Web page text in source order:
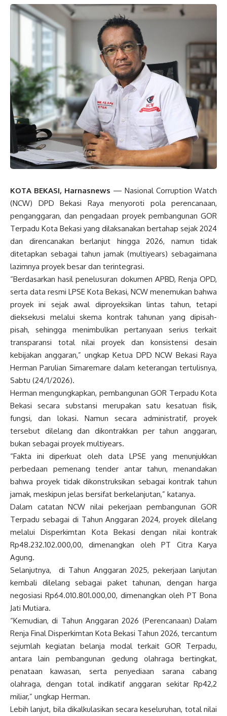
KOTA BEKASI, Harnasnews — Nasional Corruption Watch
(NCW) DPD Bekasi Raya menyoroti pola perencanaan,
penganggaran, dan pengadaan proyek pembangunan GOR
Terpadu Kota Bekasi yang dilaksanakan bertahap sejak 2024
dan direncanakan berlanjut hingga 2026, namun tidak
ditetapkan sebagai tahun jamak (multiyears) sebagaimana
lazimnya proyek besar dan terintegrasi.
“Berdasarkan hasil penelusuran dokumen APBD, Renja OPD,
serta data resmi LPSE Kota Bekasi, NCW menemukan bahwa
proyek ini sejak awal diproyeksikan lintas tahun, tetapi
dieksekusi melalui skema kontrak tahunan yang dipisah-
pisah, sehingga menimbulkan pertanyaan serius terkait
transparansi total nilai proyek dan konsistensi desain
kebijakan anggaran,” ungkap Ketua DPD NCW Bekasi Raya
Herman Parulian Simaremare dalam keterangan tertulisnya,
Sabtu (24/1/2026).
Herman mengungkapkan, pembangunan GOR Terpadu Kota
Bekasi secara substansi merupakan satu kesatuan fisik,
fungsi, dan lokasi. Namun secara administratif, proyek
tersebut dilelang dan dikontrakkan per tahun anggaran,
bukan sebagai proyek multiyears.
“Fakta ini diperkuat oleh data LPSE yang menunjukkan
perbedaan pemenang tender antar tahun, menandakan
bahwa proyek tidak dikonstruksikan sebagai kontrak tahun
jamak, meskipun jelas bersifat berkelanjutan,” katanya.
Dalam catatan NCW nilai pekerjaan pembangunan GOR
Terpadu sebagai di Tahun Anggaran 2024, proyek dilelang
melalui Disperkimtan Kota Bekasi dengan nilai kontrak
Rp48.232.102.000,00, dimenangkan oleh PT Citra Karya
Agung.
Selanjutnya, di Tahun Anggaran 2025, pekerjaan lanjutan
kembali dilelang sebagai paket tahunan, dengan harga
negosiasi Rp64.010.801.000,00, dimenangkan oleh PT Bona
Jati Mutiara.
“Kemudian, di Tahun Anggaran 2026 (Perencanaan) Dalam
Renja Final Disperkimtan Kota Bekasi Tahun 2026, tercantum
sejumlah kegiatan belanja modal terkait GOR Terpadu,
antara lain pembangunan gedung olahraga bertingkat,
penataan kawasan, serta penyediaan sarana cabang
olahraga, dengan total indikatif anggaran sekitar Rp42,2
miliar,” ungkap Herman.
Lebih lanjut, bila dikalkulasikan secara keseluruhan, total nilai